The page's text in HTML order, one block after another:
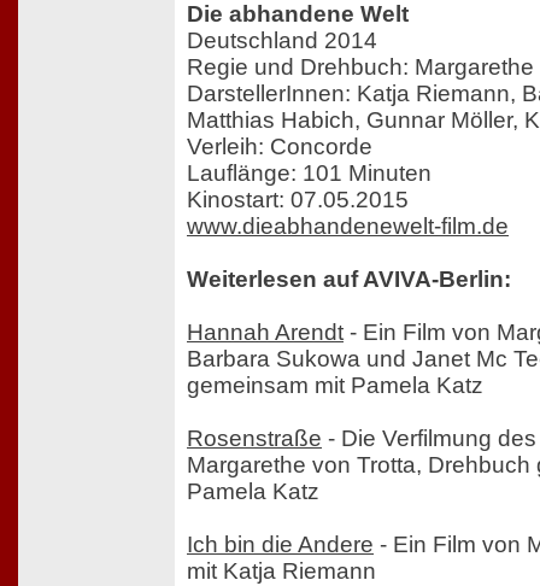
Die abhandene Welt
Deutschland 2014
Regie und Drehbuch: Margarethe
DarstellerInnen: Katja Riemann,
Matthias Habich, Gunnar Möller,
Verleih: Concorde
Lauflänge: 101 Minuten
Kinostart: 07.05.2015
www.dieabhandenewelt-film.de
Weiterlesen auf AVIVA-Berlin:
Hannah Arendt - Ein Film von
Barbara Sukowa und Janet Mc
gemeinsam mit Pamela Katz
Rosenstraße - Die Verfilmung
Margarethe von Trotta, Drehbuch
Pamela Katz
Ich bin die Andere - Ein Film von
mit Katja Riemann